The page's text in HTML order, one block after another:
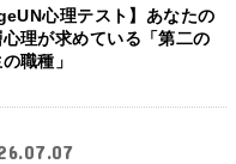
心理テスト】あなたの
理が求めている「第二の
職種」